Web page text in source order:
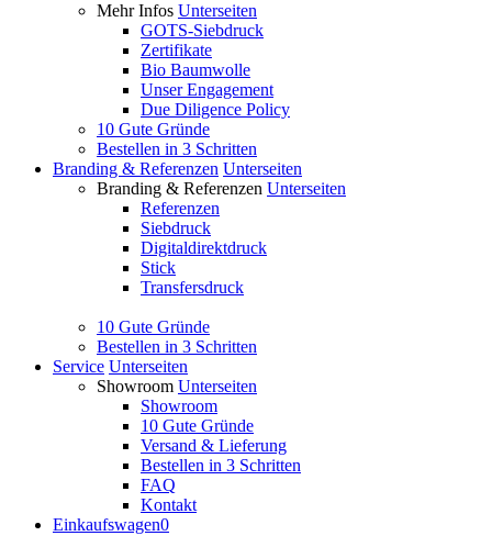
Mehr Infos Unterseiten
GOTS-Siebdruck
Zertifikate
Bio Baumwolle
Unser Engagement
Due Diligence Policy
10 Gute Gründe
Bestellen in 3 Schritten
Branding & Referenzen Unterseiten
Branding & Referenzen Unterseiten
Referenzen
Siebdruck
Digitaldirektdruck
Stick
Transfersdruck
10 Gute Gründe
Bestellen in 3 Schritten
Service Unterseiten
Showroom Unterseiten
Showroom
10 Gute Gründe
Versand & Lieferung
Bestellen in 3 Schritten
FAQ
Kontakt
Einkaufswagen0